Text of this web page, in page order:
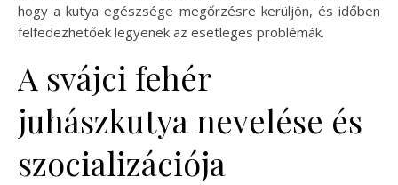
hogy a kutya egészsége megőrzésre kerüljön, és időben
felfedezhetőek legyenek az esetleges problémák.
A svájci fehér
juhászkutya nevelése és
szocializációja